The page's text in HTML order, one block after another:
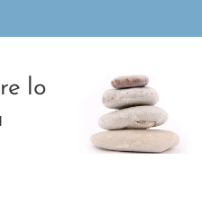
lo